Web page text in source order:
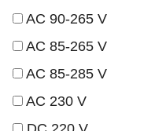
AC 90-265 V
AC 85-265 V
AC 85-285 V
AC 230 V